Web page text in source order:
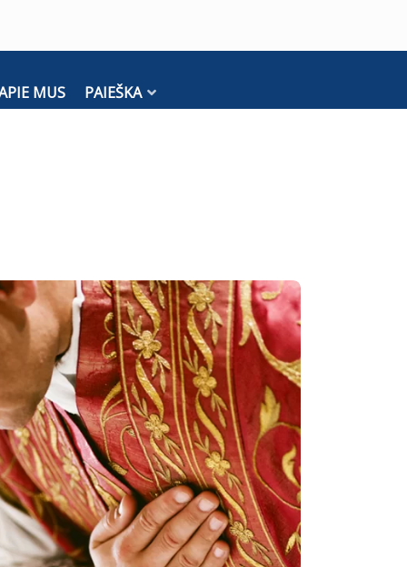
MUS PAIEŠKA